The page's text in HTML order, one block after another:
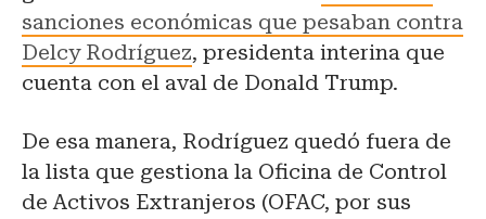
sanciones económicas que pesaban contra
Delcy Rodríguez, presidenta interina que
cuenta con el aval de Donald Trump.
De esa manera, Rodríguez quedó fuera de
la lista que gestiona la Oficina de Control
de Activos Extranjeros (OFAC, por sus